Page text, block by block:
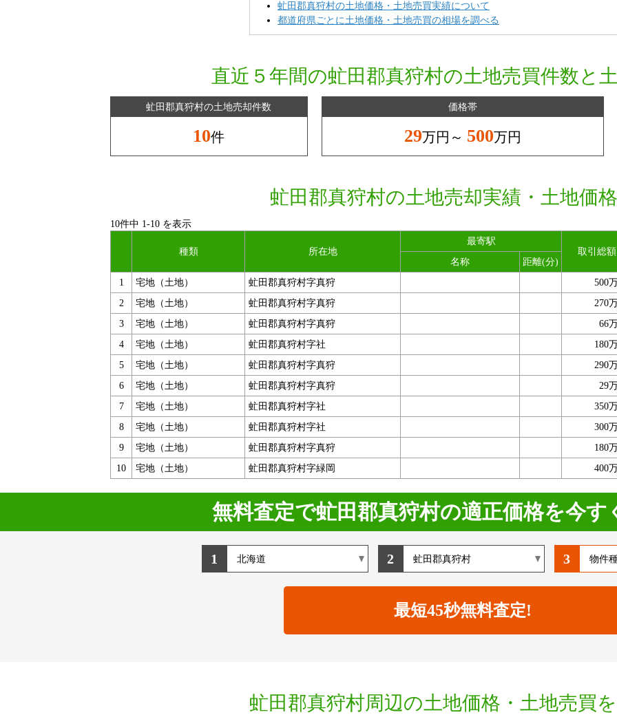
虻田郡真狩村の土地価格・土地売買実績について
都道府県ごとに土地価格・土地売買の相場を調べる
直近５年間の虻田郡真狩村の土地売買件数と
虻田郡真狩村の土地売却件数
10件
価格帯
29万円～ 500万円
虻田郡真狩村の土地売却実績・土地価
10件中 1-10 を表示
種類 所在地
最寄駅
取引総額
名称
距離(分)
1
宅地（土地） 虻田郡真狩村字真狩
500
2
宅地（土地） 虻田郡真狩村字真狩
270
3
宅地（土地） 虻田郡真狩村字真狩
66
4
宅地（土地） 虻田郡真狩村字社
180
5
宅地（土地） 虻田郡真狩村字真狩
290
6
宅地（土地） 虻田郡真狩村字真狩
29
7
宅地（土地） 虻田郡真狩村字社
350
8
宅地（土地） 虻田郡真狩村字社
300
9
宅地（土地） 虻田郡真狩村字真狩
180
10
宅地（土地） 虻田郡真狩村字緑岡 400
無料査定で虻田郡真狩村の適正価格を今す
1 2 3
虻田郡真狩村周辺の土地価格・土地売買